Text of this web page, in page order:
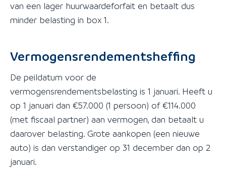
van een lager huurwaardeforfait en betaalt dus
minder belasting in box 1.
Vermogensrendementsheffing
De peildatum voor de
vermogensrendementsbelasting is 1 januari. Heeft u
op 1 januari dan €57.000 (1 persoon) of €114.000
(met fiscaal partner) aan vermogen, dan betaalt u
daarover belasting. Grote aankopen (een nieuwe
auto) is dan verstandiger op 31 december dan op 2
januari.